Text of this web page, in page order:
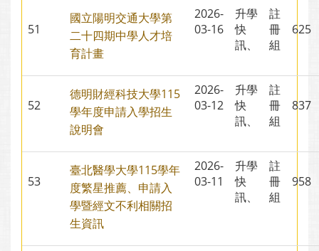
51
國立陽明交通大學第
二十四期中學人才培
育計畫
2026-
03-16
升學
快
訊、
註
冊
組
52
德明財經科技大學115
學年度申請入學招生
說明會
2026-
03-12
升學
快
訊、
註
冊
組
53
臺北醫學大學115學年
度繁星推薦、申請入
學暨經文不利相關招
生資訊
2026-
03-11
升學
快
訊、
註
冊
組